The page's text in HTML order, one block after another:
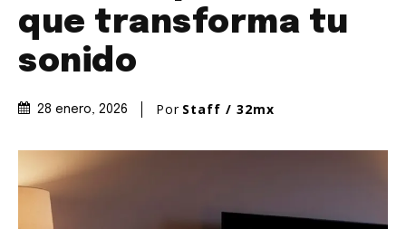
que transforma tu
sonido
28 enero, 2026 Por Staff / 32mx